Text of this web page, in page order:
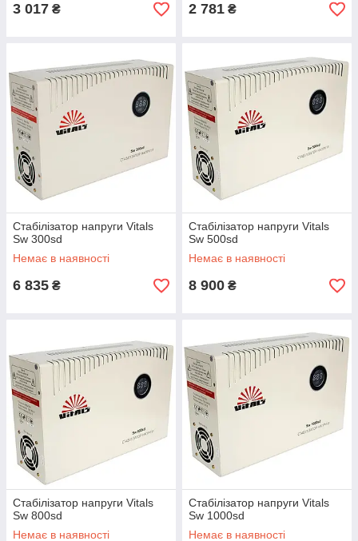
3 017 ₴ 2 781 ₴
Стабілізатор напруги Vitals
Sw 300sd
Немає в наявності
6 835 ₴
Стабілізатор напруги Vitals
Sw 500sd
Немає в наявності
8 900 ₴
Стабілізатор напруги Vitals
Sw 800sd
Немає в наявності
Стабілізатор напруги Vitals
Sw 1000sd
Немає в наявності